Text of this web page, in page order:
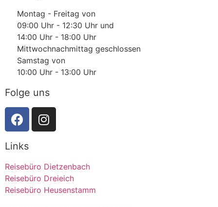
Montag - Freitag von
09:00 Uhr - 12:30 Uhr und
14:00 Uhr - 18:00 Uhr
Mittwochnachmittag geschlossen
Samstag von
10:00 Uhr - 13:00 Uhr
Folge uns
Links
Reisebüro Dietzenbach
Reisebüro Dreieich
Reisebüro Heusenstamm